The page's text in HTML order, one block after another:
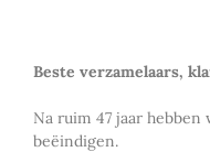
Beste verzamelaars,
Na ruim 47 jaar
beëindigen.